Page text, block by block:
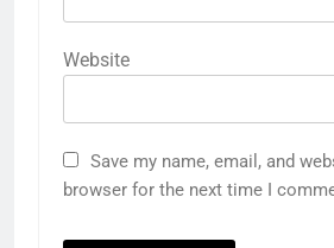
Website
Save my name, email, and
browser for the next time I